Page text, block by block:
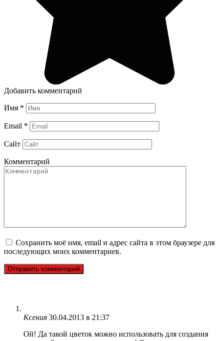
Добавить комментарий
Имя *
Email *
Сайт
Комментарий
Сохранить моё имя, email и адрес сайта в этом браузере для
последующих моих комментариев.
Ксения 30.04.2013 в 21:37
Ой! Да такой цветок можно использовать для создания